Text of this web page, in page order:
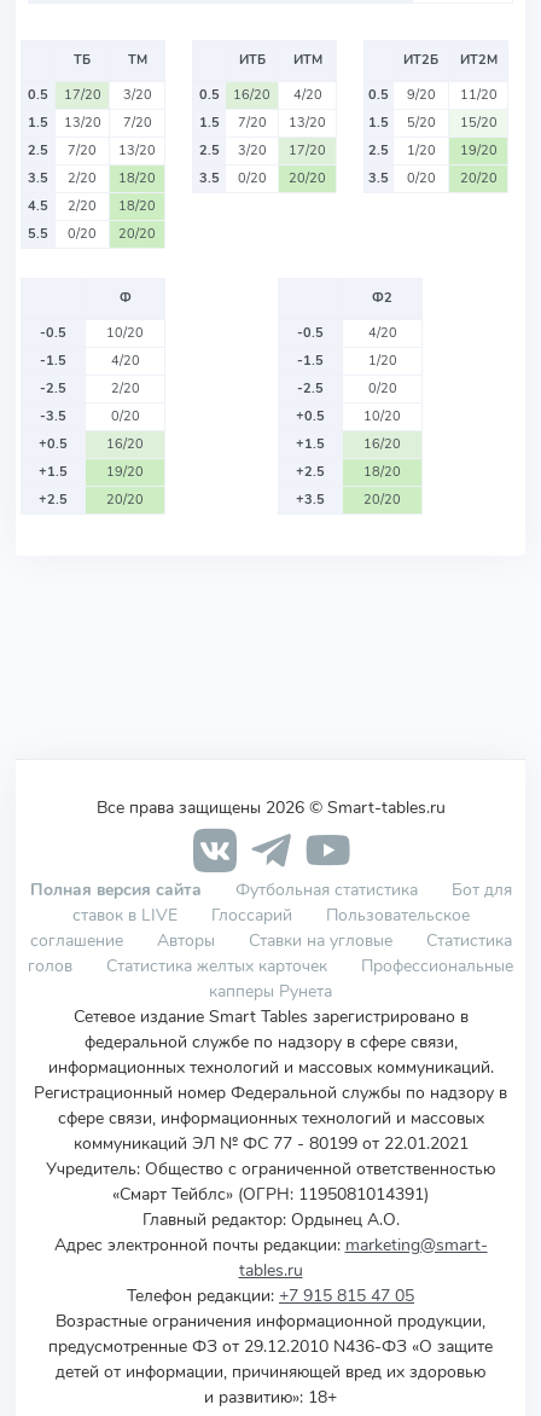
ТБ
ТМ
0.5
17/20
3/20
1.5
13/20
7/20
2.5
7/20
13/20
3.5
2/20
18/20
4.5
2/20
18/20
5.5
0/20 20/20
ИТБ
ИТМ
0.5
16/20
4/20
1.5
7/20
13/20
2.5
3/20
17/20
3.5
0/20 20/20
ИТ2Б
ИТ2М
0.5
9/20
11/20
1.5
5/20
15/20
2.5
1/20
19/20
3.5
0/20 20/20
Ф
-0.5
10/20
-1.5
4/20
-2.5
2/20
-3.5
0/20
+0.5
16/20
+1.5
19/20
+2.5
20/20
Ф2
-0.5
4/20
-1.5
1/20
-2.5
0/20
+0.5
10/20
+1.5
16/20
+2.5
18/20
+3.5
20/20
Все права защищены 2026 © Smart-tables.ru
Полная версия сайта Футбольная статистика
Бот для
ставок в LIVE
Глоссарий
Пользовательское
соглашение
Авторы Ставки на угловые
Статистика
голов
Статистика желтых карточек
Профессиональные
капперы Рунета
Сетевое издание Smart Tables зарегистрировано в
федеральной службе по надзору в сфере связи,
информационных технологий и массовых коммуникаций.
Регистрационный номер Федеральной службы по надзору в
сфере связи, информационных технологий и массовых
коммуникаций ЭЛ № ФС 77 - 80199 от 22.01.2021
Учредитель: Общество с ограниченной ответственностью
«Смарт Тейблс» (ОГРН: 1195081014391)
Главный редактор: Ордынец А.О.
Адрес электронной почты редакции: marketing@smart-
tables.ru
Телефон редакции: +7 915 815 47 05
Возрастные ограничения информационной продукции,
предусмотренные ФЗ от 29.12.2010 N436-ФЗ «О защите
детей от информации, причиняющей вред их здоровью
и развитию»: 18+